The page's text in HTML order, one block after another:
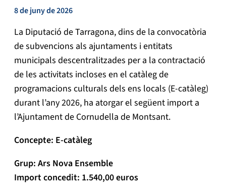
8 de juny de 2026
La Diputació de Tarragona, dins de la convocatòria
de subvencions als ajuntaments i entitats
municipals descentralitzades per a la contractació
de les activitats incloses en el catàleg de
programacions culturals dels ens locals (E-catàleg)
durant l’any 2026, ha atorgar el següent import a
l’Ajuntament de Cornudella de Montsant.
Concepte: E-catàleg
Grup: Ars Nova Ensemble
Import concedit: 1.540,00 euros